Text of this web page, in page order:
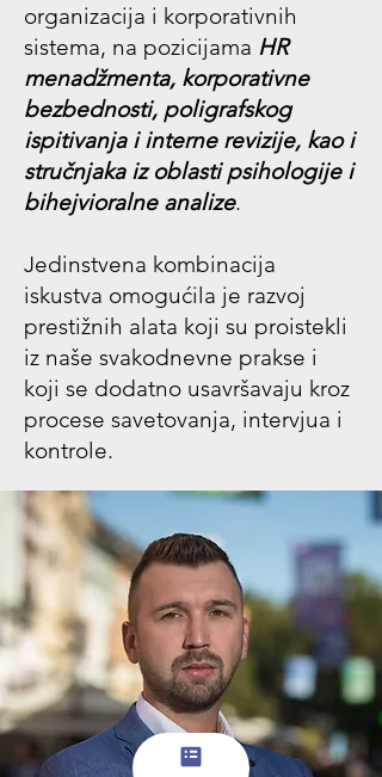
organizacija i korporativnih
sistema, na pozicijama HR
menadžmenta, korporativne
bezbednosti, poligrafskog
ispitivanja i interne revizije, kao i
stručnjaka iz oblasti psihologije i
bihejvioralne analize.
Jedinstvena kombinacija
iskustva omogućila je razvoj
prestižnih alata koji su proistekli
iz naše svakodnevne prakse i
koji se dodatno usavršavaju kroz
procese savetovanja, intervjua i
kontrole.